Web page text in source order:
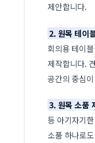
제안합니다.
2. 원목 테이
회의용 테이
제작합니다.
공간의 중심
3. 원목 소품
등 아기자기
소품 하나로